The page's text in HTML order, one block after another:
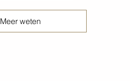
Meer weten